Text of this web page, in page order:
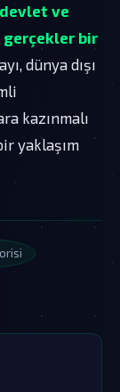
devlet ve
gerçekler bir
dünya dışı
kazınmalı
yaklaşım